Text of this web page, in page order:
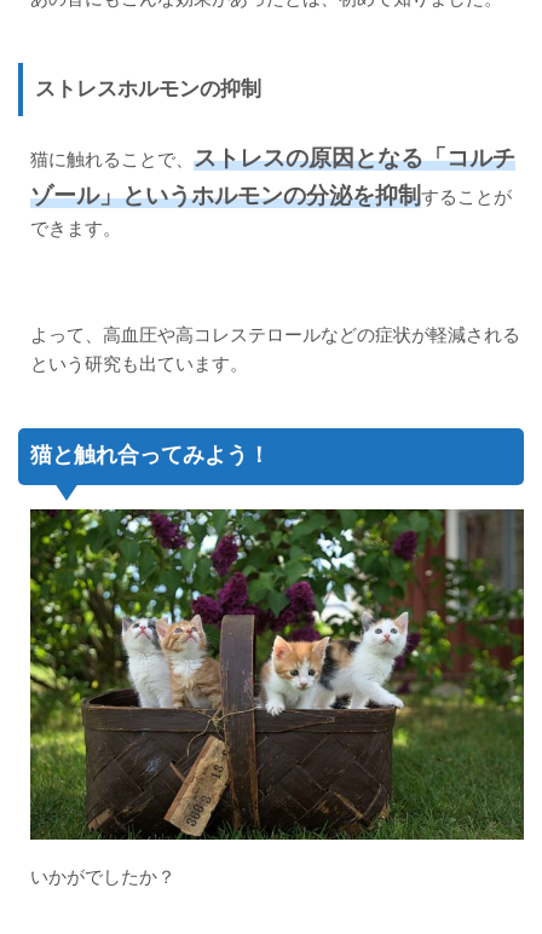
ストレスホルモンの抑制
猫に触れることで、 ストレスの原因となる「コルチ
ゾール」というホルモンの分泌を抑制することが
できます。
よって、高血圧や高コレステロールなどの症状が軽減される
という研究も出ています。
猫と触れ合ってみよう！
いかがでしたか？